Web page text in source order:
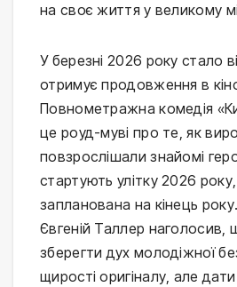
на своє життя у великому
У березні 2026 року стало
отримує продовження в
Повнометражна комедія
це роуд-муві про те, як
повзрослішали знайомі
стартують улітку 2026
запланована на кінець
Євгеній Таллер
зберегти дух молодіжної
щирості оригіналу, але